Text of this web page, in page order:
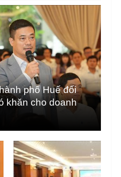
phố Huế đối
khăn cho doanh